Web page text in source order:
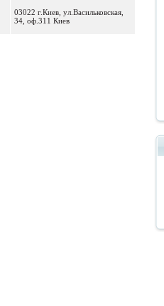
03022 г.Киев, ул.Васильковская,
34, оф.311 Киев